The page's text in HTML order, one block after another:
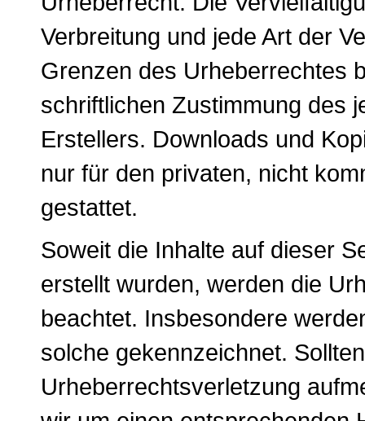
Verbreitung und jede Art der
Grenzen des Urheberrechtes
schriftlichen Zustimmung des
Erstellers. Downloads und
nur für den privaten, nicht
gestattet.
Soweit die Inhalte auf dieser
erstellt wurden, werden die
beachtet. Insbesondere
solche gekennzeichnet.
Urheberrechtsverletzung